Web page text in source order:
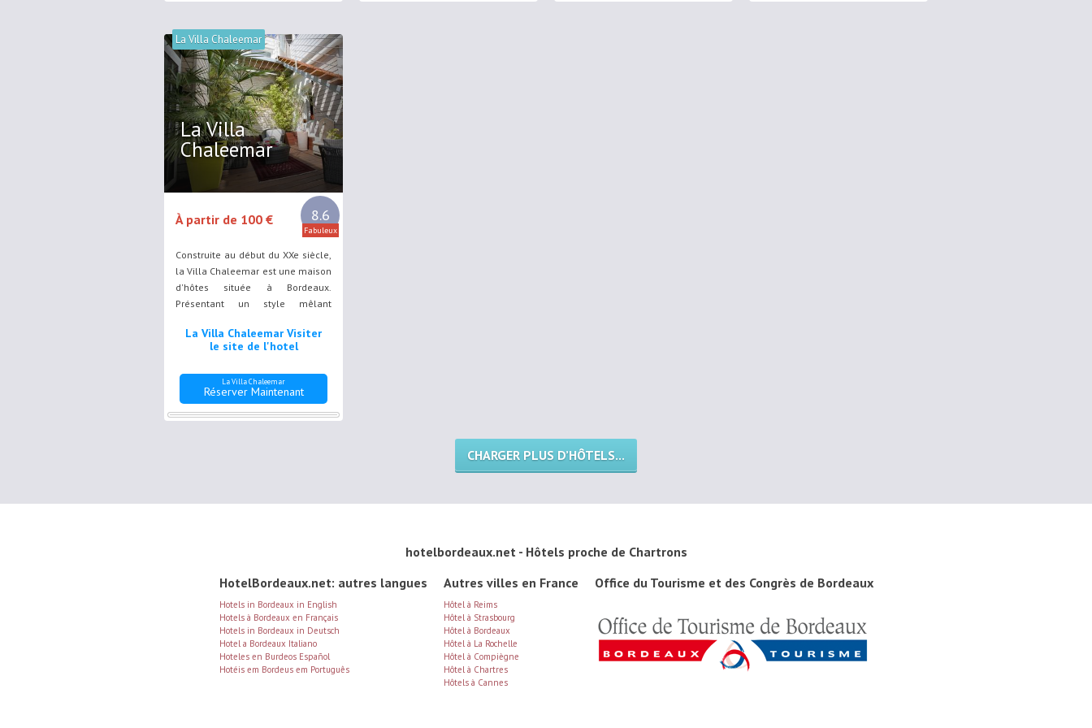
La Villa Chaleemar
La Villa
Chaleemar
8.6
Fabuleux
À partir de 100 €
Construite au début du XXe siècle,
la Villa Chaleemar est une maison
d'hôtes située à Bordeaux.
Présentant un style mêlant
dispose d'un salon avec une
cheminée, une terrasse et un
La Villa Chaleemar Visiter
le site de l'hotel
La Villa Chaleemar
Réserver Maintenant
CHARGER PLUS D’HÔTELS...
hotelbordeaux.net - Hôtels proche de Chartrons
HotelBordeaux.net: autres langues
Hotels in Bordeaux in English
Hotels à Bordeaux en Français
Hotels in Bordeaux in Deutsch
Hotel a Bordeaux Italiano
Hoteles en Burdeos Español
Hotéis em Bordeus em Português
Autres villes en France
Hôtel à Reims
Hôtel à Strasbourg
Hôtel à Bordeaux
Hôtel à La Rochelle
Hôtel à Compiègne
Hôtel à Chartres
Hôtels à Cannes
Office du Tourisme et des Congrès de Bordeaux